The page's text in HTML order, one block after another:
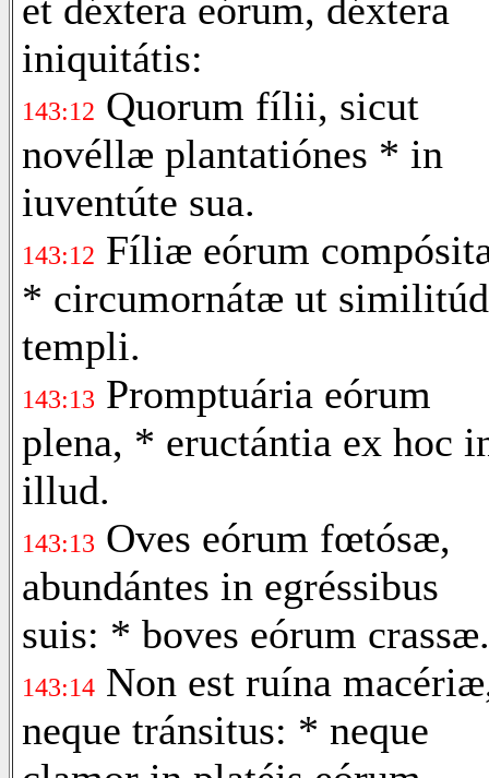
et déxtera eórum, déxtera
iniquitátis:
143:12 Quorum fílii, sicut
novéllæ plantatiónes * in
iuventúte sua.
143:12 Fíliæ eórum
* circumornátæ ut
templi.
143:13 Promptuária eórum
plena, * eructántia ex hoc
illud.
143:13 Oves eórum fœtósæ,
abundántes in egréssibus
suis: * boves eórum crassæ.
143:14 Non est ruína
neque tránsitus: * neque